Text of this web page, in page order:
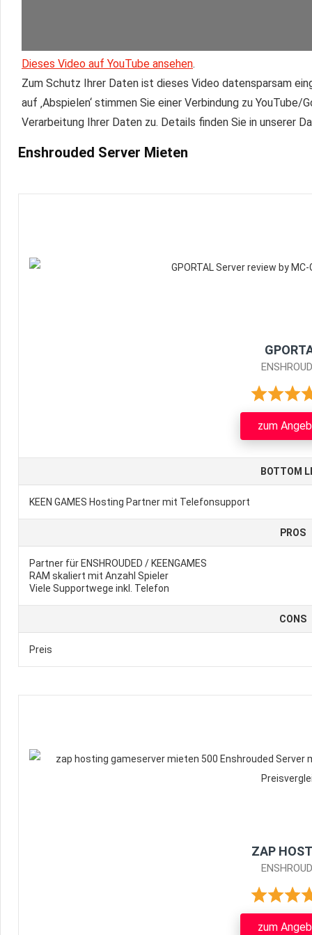
Dieses Video auf YouTube ansehen.
Zum Schutz Ihrer Daten ist dieses Video datensparsam
auf ‚Abspielen‘ stimmen Sie einer Verbindung zu YouTube/
Verarbeitung Ihrer Daten zu. Details finden Sie in unserer
Enshrouded Server Mieten
zum
BOTTOM
KEEN GAMES Hosting Partner mit Telefonsupport
PROS
Partner für ENSHROUDED / KEENGAMES
RAM skaliert mit Anzahl Spieler
Viele Supportwege inkl. Telefon
CONS
Preis
ZAP
zum